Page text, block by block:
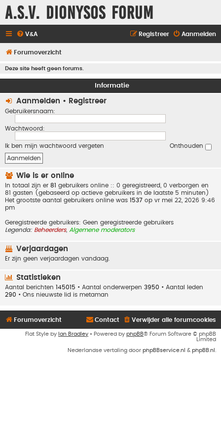
A.S.V. Dionysos Forum
V&A Aanmelden
Registreer
Forumoverzicht
Deze site heeft geen forums.
Informatie
Aanmelden • Registreer
Gebruikersnaam:
Wachtwoord:
Ik ben mijn wachtwoord vergeten Onthouden
Wie is er online
In totaal zijn er 81 gebruikers online :: 0 geregistreerd, 0 verborgen en
81 gasten (gebaseerd op actieve gebruikers in de laatste 5 minuten)
Het grootste aantal gebruikers online was 1537 op vr mei 22, 2026 9:46
pm
Geregistreerde gebruikers: Geen geregistreerde gebruikers
Legenda: Beheerders, Algemene moderators
Verjaardagen
Er zijn geen verjaardagen vandaag.
Statistieken
Aantal berichten 145015 • Aantal onderwerpen 3950 • Aantal leden
290 • Ons nieuwste lid is metaman
Forumoverzicht Verwijder alle forumcookies
Contact
Flat Style by Ian Bradley • Powered by phpBB® Forum Software © phpBB
Limited
Nederlandse vertaling door phpBBservice.nl & phpBB.nl